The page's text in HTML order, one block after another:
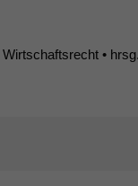
•